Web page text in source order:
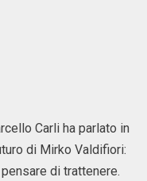
Carli ha parlato in
di Mirko Valdifiori:
di trattenere.